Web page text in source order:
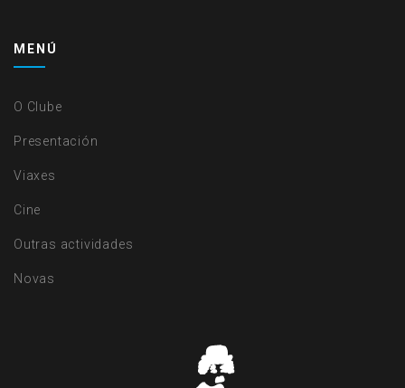
MENÚ
O Clube
Presentación
Viaxes
Cine
Outras actividades
Novas